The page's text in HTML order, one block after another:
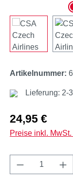
Artikelnummer:
Lieferung: 2-
Regulärer Preis:
24,95 €
Preise inkl.
Produkt